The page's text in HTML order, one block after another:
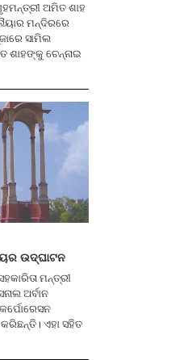
ମନ୍ଦିରରେ
ସାମିଲ
ଶାହଙ୍କୁ ଚେନ୍ନାଇ
ଉଦ୍ଘାଟନ
ମନ୍ତ୍ରୀ
ଅର୍ବାନ
ଏହା ସହିତ